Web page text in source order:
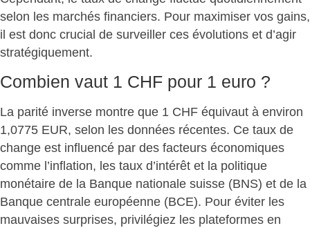
selon les marchés financiers. Pour maximiser vos gains,
il est donc crucial de surveiller ces évolutions et d’agir
stratégiquement.
Combien vaut 1 CHF pour 1 euro ?
La parité inverse montre que 1 CHF équivaut à environ
1,0775 EUR, selon les données récentes. Ce taux de
change est influencé par des facteurs économiques
comme l’inflation, les taux d’intérêt et la politique
monétaire de la Banque nationale suisse (BNS) et de la
Banque centrale européenne (BCE). Pour éviter les
mauvaises surprises, privilégiez les plateformes en